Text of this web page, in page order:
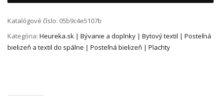
Katalógové číslo: 05b9c4e5107b
Kategória: Heureka.sk | Bývanie a doplnky | Bytový textil | Posteľná
bielizeň a textil do spálne | Posteľná bielizeň | Plachty